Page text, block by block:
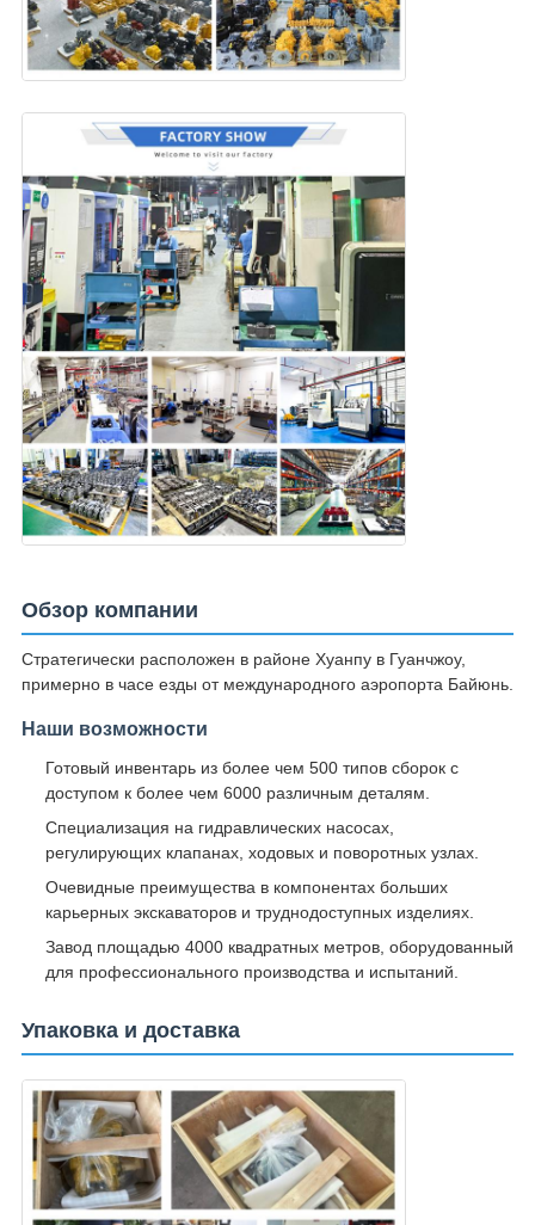
Обзор компании
Стратегически расположен в районе Хуанпу в Гуанчжоу,
примерно в часе езды от международного аэропорта Байюнь.
Наши возможности
Готовый инвентарь из более чем 500 типов сборок с
доступом к более чем 6000 различным деталям.
Специализация на гидравлических насосах,
регулирующих клапанах, ходовых и поворотных узлах.
Очевидные преимущества в компонентах больших
карьерных экскаваторов и труднодоступных изделиях.
Завод площадью 4000 квадратных метров, оборудованный
для профессионального производства и испытаний.
Упаковка и доставка